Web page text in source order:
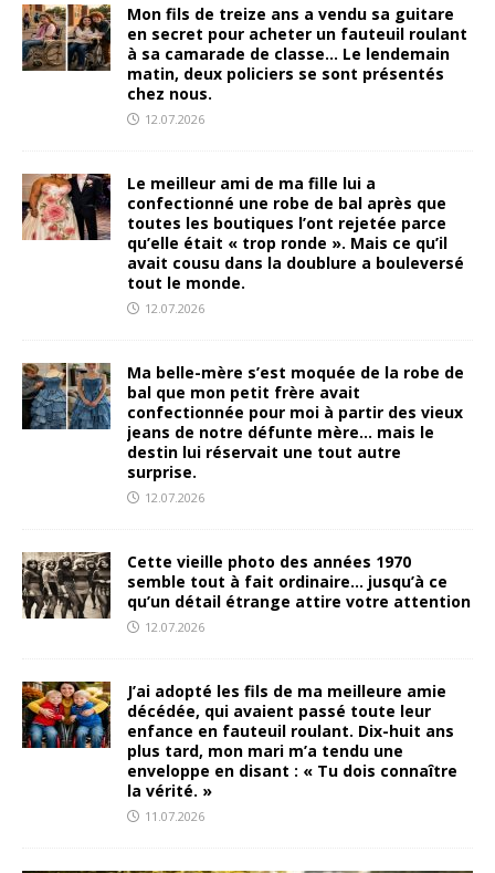
Mon fils de treize ans a vendu sa guitare
en secret pour acheter un fauteuil roulant
à sa camarade de classe… Le lendemain
matin, deux policiers se sont présentés
chez nous.
12.07.2026
Le meilleur ami de ma fille lui a
confectionné une robe de bal après que
toutes les boutiques l’ont rejetée parce
qu’elle était « trop ronde ». Mais ce qu’il
avait cousu dans la doublure a bouleversé
tout le monde.
12.07.2026
Ma belle-mère s’est moquée de la robe de
bal que mon petit frère avait
confectionnée pour moi à partir des vieux
jeans de notre défunte mère… mais le
destin lui réservait une tout autre
surprise.
12.07.2026
Cette vieille photo des années 1970
semble tout à fait ordinaire… jusqu’à ce
qu’un détail étrange attire votre attention
12.07.2026
J’ai adopté les fils de ma meilleure amie
décédée, qui avaient passé toute leur
enfance en fauteuil roulant. Dix-huit ans
plus tard, mon mari m’a tendu une
enveloppe en disant : « Tu dois connaître
la vérité. »
11.07.2026